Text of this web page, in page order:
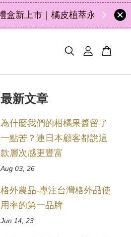
最新文章
為什麼我們的柑橘果醬留了
一點苦？連日本顧客都說這
款層次感更豐富
Aug 03, 26
格外農品-專注台灣格外品使
用率的第一品牌
Jun 14, 23